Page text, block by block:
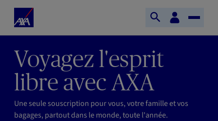
Aller au contenu principal
Accueil
AXA
Espace
client
Ouvrir
la
Toggle
Voyagez l'esprit
libre avec AXA
Une seule souscription pour vous, votre famille et vos
bagages, partout dans le monde, toute l'année.